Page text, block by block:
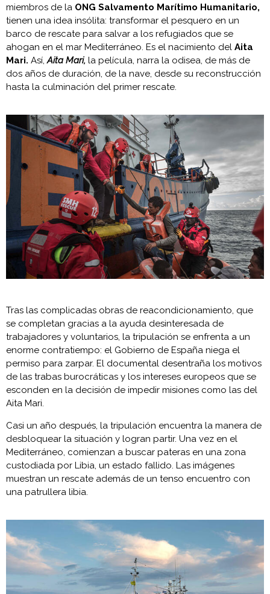
miembros de la ONG Salvamento Marítimo Humanitario,
tienen una idea insólita: transformar el pesquero en un
barco de rescate para salvar a los refugiados que se
ahogan en el mar Mediterráneo. Es el nacimiento del Aita
Mari. Así,Aita Mari, la película, narra la odisea, de más de
dos años de duración, de la nave, desde su reconstrucción
hasta la culminación del primer rescate.
Tras las complicadas obras de reacondicionamiento, que
se completan gracias a la ayuda desinteresada de
trabajadores y voluntarios, la tripulación se enfrenta a un
enorme contratiempo: el Gobierno de España niega el
permiso para zarpar. El documental desentraña los motivos
de las trabas burocráticas y los intereses europeos que se
esconden en la decisión de impedir misiones como las del
Aita Mari.
Casi un año después, la tripulación encuentra la manera de
desbloquear la situación y logran partir. Una vez en el
Mediterráneo, comienzan a buscar pateras en una zona
custodiada por Libia, un estado fallido. Las imágenes
muestran un rescate además de un tenso encuentro con
una patrullera libia.